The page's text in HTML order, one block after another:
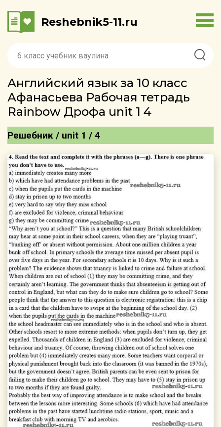
Reshebnik5-11.ru
Английский язык за 10 класс
Афанасьева Рабочая тетрадь
Rainbow Дрофа unit 1 4
Решебник / unit 1 / 4